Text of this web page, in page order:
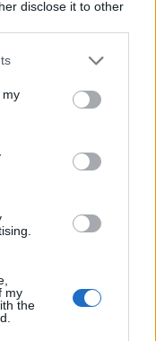
disclose it to other
or more Google
You may click to
third-party tags to
in below Google
my
my
the